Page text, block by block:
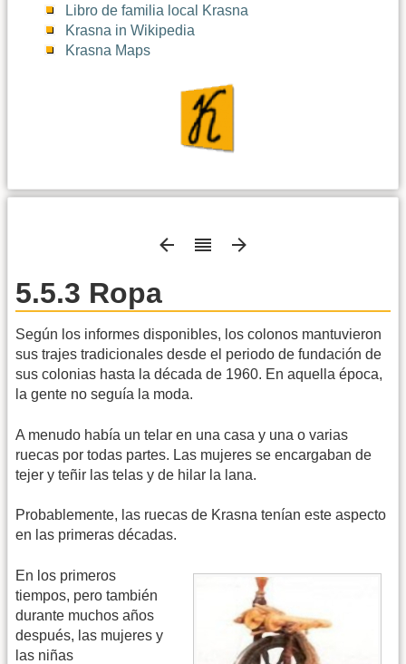
Libro de familia local Krasna
Krasna in Wikipedia
Krasna Maps
5.5.3 Ropa
Según los informes disponibles, los colonos mantuvieron
sus trajes tradicionales desde el periodo de fundación de
sus colonias hasta la década de 1960. En aquella época,
la gente no seguía la moda.
A menudo había un telar en una casa y una o varias
ruecas por todas partes. Las mujeres se encargaban de
tejer y teñir las telas y de hilar la lana.
Probablemente, las ruecas de Krasna tenían este aspecto
en las primeras décadas.
En los primeros
tiempos, pero también
durante muchos años
después, las mujeres y
las niñas